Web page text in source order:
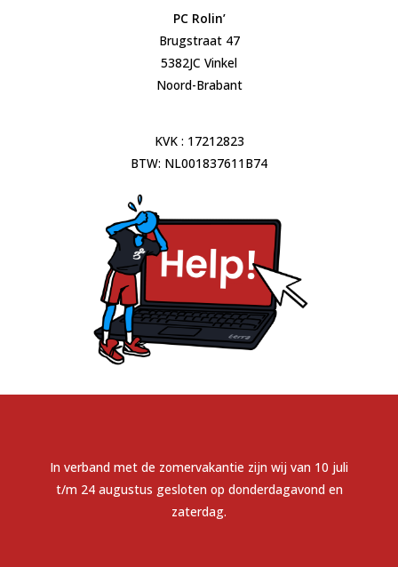
PC Rolin’
Brugstraat 47
5382JC Vinkel
Noord-Brabant
KVK : 17212823
BTW: NL001837611B74
In verband met de zomervakantie zijn wij van 10 juli
t/m 24 augustus gesloten op donderdagavond en
zaterdag.